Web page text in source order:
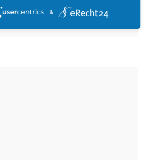
IN DEN WARENKORB
&